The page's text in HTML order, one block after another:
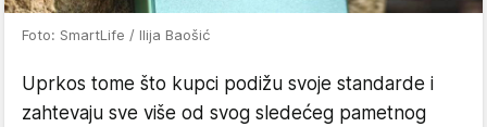
Foto: SmartLife / Ilija Baošić
Uprkos tome što kupci podižu svoje standarde i
zahtevaju sve više od svog sledećeg pametnog